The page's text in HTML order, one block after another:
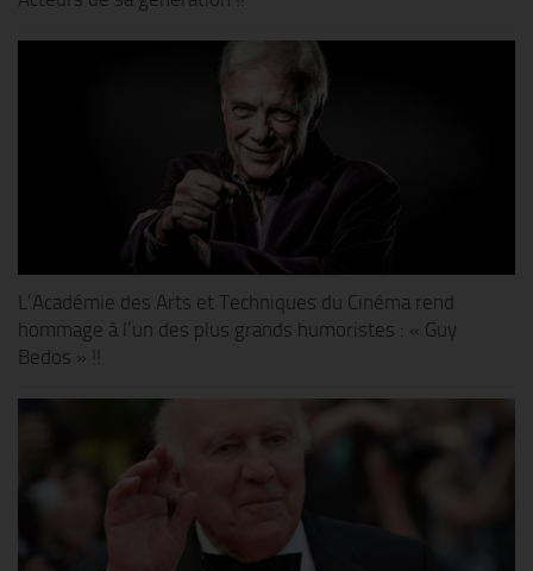
L’Académie des Arts et Techniques du Cinéma rend
hommage à l’un des plus grands humoristes : « Guy
Bedos » !!